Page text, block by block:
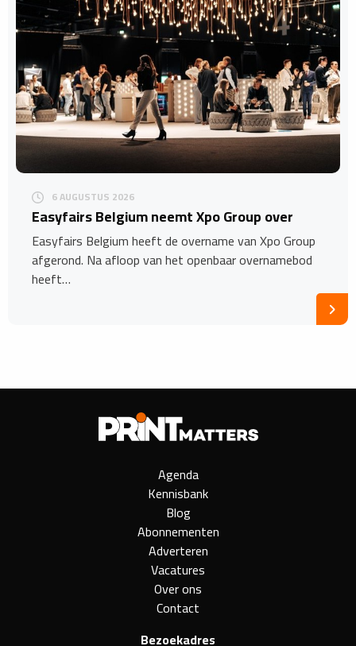
6 AUGUSTUS 2026
Easyfairs Belgium neemt Xpo Group over
Easyfairs Belgium heeft de overname van Xpo Group
afgerond. Na afloop van het openbaar overnamebod
heeft…
Agenda
Kennisbank
Blog
Abonnementen
Adverteren
Vacatures
Over ons
Contact
Bezoekadres